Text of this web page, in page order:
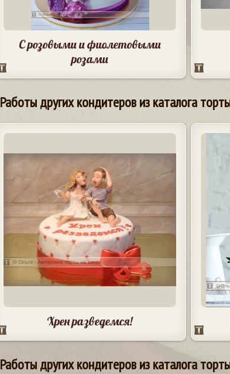
С розовыми и фиолетовыми
розами
Работы других кондитеров из каталога
Хрен разведемся!
Работы других кондитеров из каталога